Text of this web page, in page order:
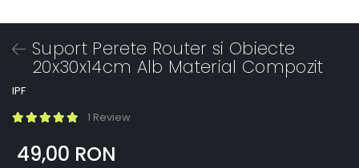
Suport Perete Router si Obiecte
20x30x14cm Alb Material Compozit
IPF
1 Review
49,00 RON